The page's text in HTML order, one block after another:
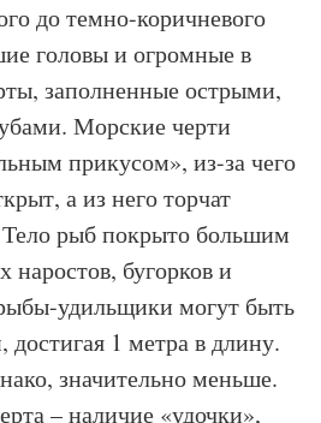
до темно-коричневого
головы и огромные в
заполненные острыми,
Морские черти
прикусом», из-за чего
а из него торчат
рыб покрыто большим
бугорков и
удильщики могут быть
1 метра в длину.
значительно меньше.
– наличие «удочки»,